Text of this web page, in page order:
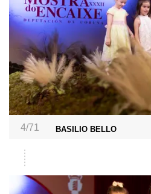
4/71 BASILIO BELLO